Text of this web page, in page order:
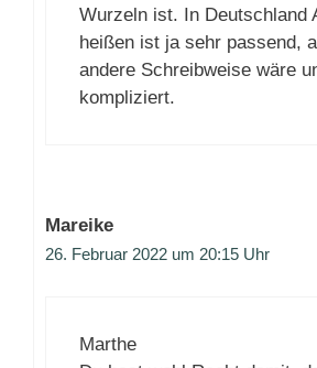
Wurzeln ist. In Deutschland
heißen ist ja sehr passend,
andere Schreibweise wäre
kompliziert.
Mareike
26. Februar 2022 um 20:15 Uhr
Marthe